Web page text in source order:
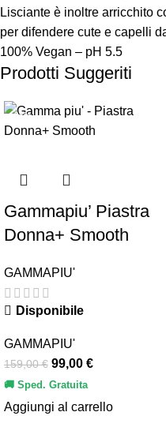
Lisciante è inoltre arricchito
per difendere cute e capelli
100% Vegan – pH 5.5
Prodotti Suggeriti
-38%
Gammapiu’ Piastra
Donna+ Smooth
GAMMAPIU'
Disponibile
GAMMAPIU'
159,00€ 99,00 €
🚚 Sped. Gratuita
Aggiungi al carrello